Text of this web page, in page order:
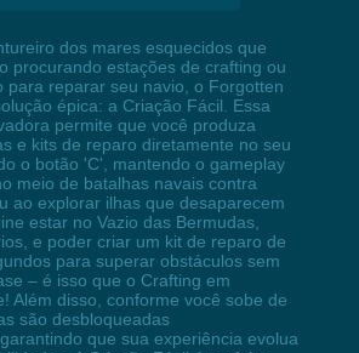
dos mares esquecidos que
procurando estações de crafting ou
para reparar seu navio, o Forgotten
épica: a Criação Fácil. Essa
permite que você produza
e kits de reparo diretamente no seu
o botão 'C', mantendo o gameplay
meio de batalhas navais contra
ao explorar ilhas que desaparecem
estar no Vazio das Bermudas,
e poder criar um kit de reparo de
para superar obstáculos sem
– é isso que o Crafting em
Além disso, conforme você sobe de
são desbloqueadas
que sua experiência evolua